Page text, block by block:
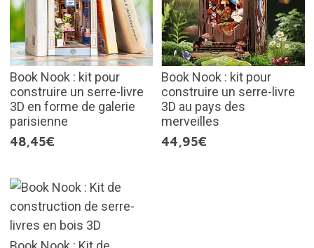
Book Nook : kit pour
construire un serre-livre
3D en forme de galerie
parisienne
48,45€
Book Nook : kit pour
construire un serre-livre
3D au pays des
merveilles
44,95€